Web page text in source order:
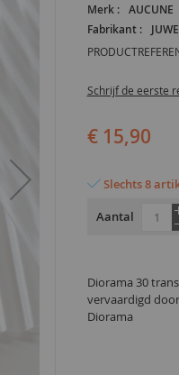
Merk :
AUCUNE
Fabrikant :
Schrijf de eerste
€ 15,90
Slechts 8
Aantal
Diorama 30
vervaardigd door
Diorama